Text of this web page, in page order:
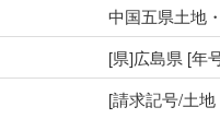
中国五県土地
[県]広島県 [年
[請求記号/土